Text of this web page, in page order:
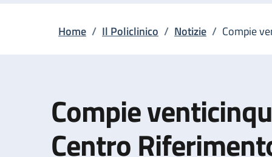
Briciole di pane
Home / Il Policlinico / Notizie / Compie
Compie
Centro